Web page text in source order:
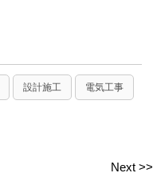
設計施工 電気工事
Next >>